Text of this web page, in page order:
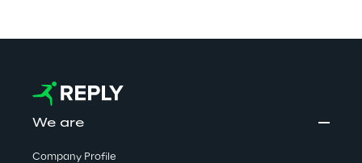
We are
Company Profile